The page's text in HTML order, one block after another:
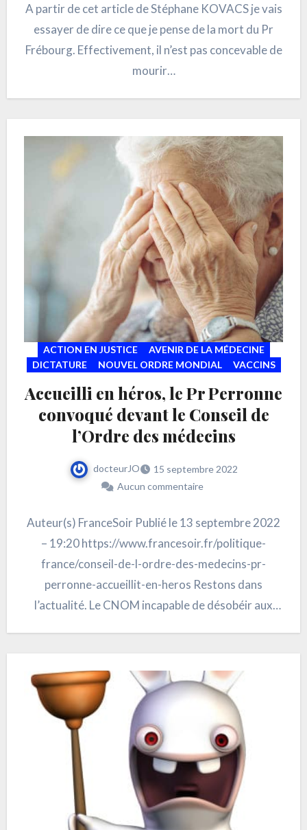
A partir de cet article de Stéphane KOVACS je vais
essayer de dire ce que je pense de la mort du Pr
Frébourg. Effectivement, il n’est pas concevable de
mourir…
ACTION EN JUSTICE
AVENIR DE LA MÉDECINE
DICTATURE
NOUVEL ORDRE MONDIAL VACCINS
Accueilli en héros, le Pr Perronne
convoqué devant le Conseil de
l’Ordre des médecins
docteurJO
15 septembre 2022
Aucun commentaire
Auteur(s) FranceSoir Publié le 13 septembre 2022
– 19:20 https://www.francesoir.fr/politique-
france/conseil-de-l-ordre-des-medecins-pr-
perronne-accueillit-en-heros Restons dans
l’actualité. Le CNOM incapable de désobéir aux